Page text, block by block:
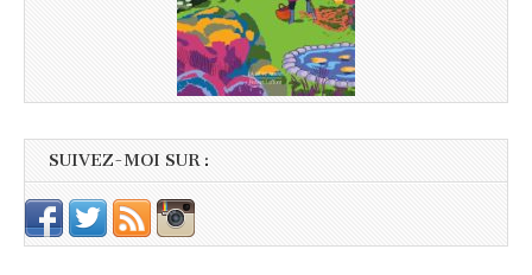
SUIVEZ-MOI SUR :